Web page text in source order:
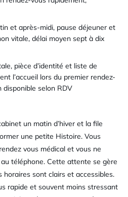
et après-midi, pause déjeuner et
vitale, délai moyen sept à dix
pièce d’identité et liste de
l’accueil lors du premier rendez-
selon RDV
un matin d’hiver et la file
une petite Histoire. Vous
vous médical et vous ne
téléphone. Cette attente se gère
horaires sont clairs et accessibles.
rapide et souvent moins stressant